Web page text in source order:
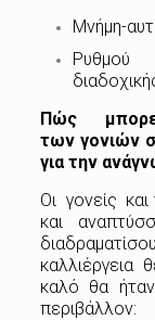
Μνήμη-
Ρυθμού
Πώς
των γονιών
για την
Οι γονείς
και
καλλιέργεια
καλό θα ήταν
περιβάλλον: